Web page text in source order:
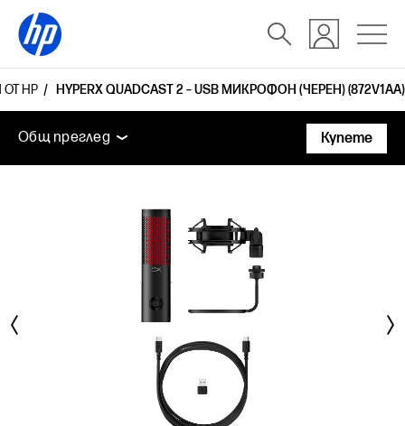
HP HYPERX QUADCAST 2 – USB МИКРОФОН (ЧЕРЕН) (872V1AA)
Общ преглед Технически спецификации
Общ преглед
Технически спецификации
Купете